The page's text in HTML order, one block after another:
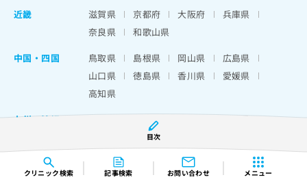
クリニック検索 記事検索 お問い合わせ メニュー
目次
近畿
滋賀県 京都府 大阪府
兵庫県
奈良県
和歌山県
中国・四国
鳥取県 島根県 岡山県
広島県
山口県
徳島県 香川県
愛媛県
高知県
九州・沖縄
福岡県 佐賀県
熊本県
宮崎県